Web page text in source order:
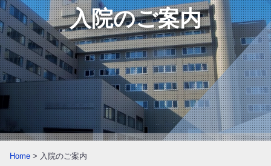
入院のご案内
Home > 入院のご案内